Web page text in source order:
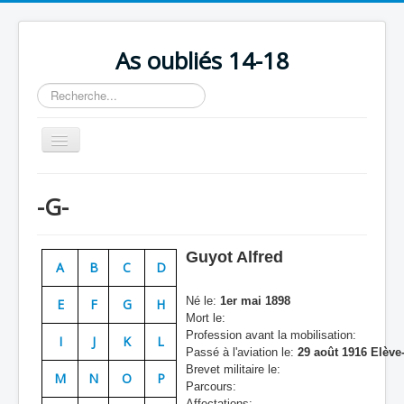
As oubliés 14-18
Rechercher
Basculer
la
Chronologie
Escadrilles
Organisation
Avions
Personnels
Doctrines
-G-
A B C D
E F G H
I J K L
M N O P
Guyot Alfred
Né le: 1er mai 1898
Mort le:
Profession avant la mobilisation:
Passé à l'aviation le: 29 août 1916
Brevet militaire le:
Parcours: